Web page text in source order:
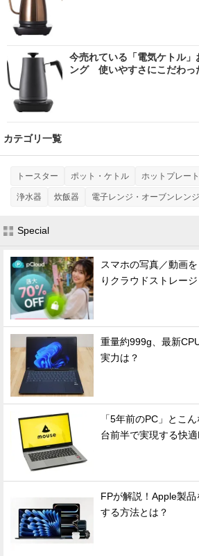
今売れている「電気ケトル
ング 使いやすさにこだわっ
カテゴリ一覧
トースター ポット・ケトル ホットプレー
浄水器 炊飯器 電子レンジ・オーブンレンジ
Special
スマホの写真／動画
りクラウドストレージ
重量約999g、最新
実力は？
「5年前のPC」とこ
台前半で実現する快
FPが解説！Apple製
する方法とは？